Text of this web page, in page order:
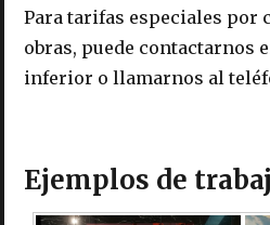
Para tarifas especiales por
obras, puede contactarnos
inferior o llamarnos al
Ejemplos de